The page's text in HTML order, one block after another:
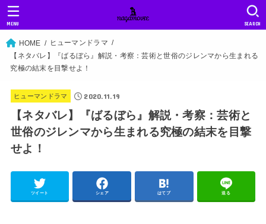
SEARCH
MENU
HOME
ヒューマンドラマ
【ネタバレ】『ばるぼら』解説・考察：芸術と世俗のジレンマから生まれる
究極の結末を目撃せよ！
ヒューマンドラマ 2020.11.19
【ネタバレ】『ばるぼら』解説・考察：芸術と
世俗のジレンマから生まれる究極の結末を目撃
せよ！
ツイート シェア はてブ 送る